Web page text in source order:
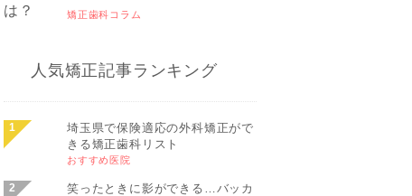
矯正歯科コラム
人気矯正記事ランキング
埼玉県で保険適応の外科矯正がで
きる矯正歯科リスト
おすすめ医院
笑ったときに影ができる…バッカ